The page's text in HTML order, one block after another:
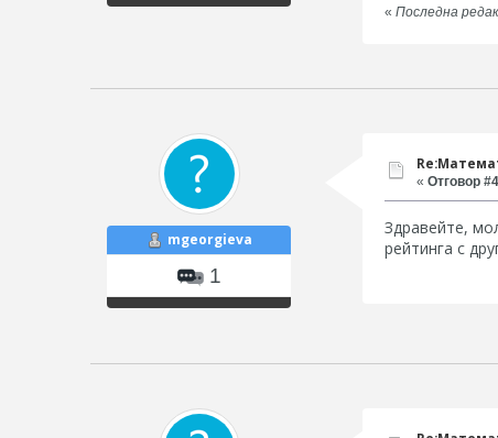
« Последна
mgeorgieva
1
« Отговор
Здравейте,
рейтинга с